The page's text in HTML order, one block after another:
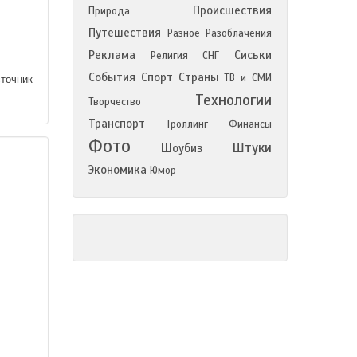
Природа
Происшествия
Путешествия
Разное Разоблачения
Реклама Религия СНГ
Сиськи
События Спорт Страны ТВ и СМИ
Творчество
Технологии
Транспорт Троллинг Финансы
Фото Шоубиз Штуки
Экономика Юмор